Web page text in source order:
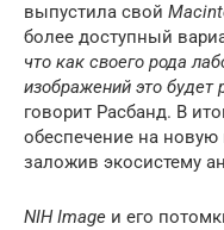
выпустила свой
более доступный
что как своего рода
изображений это будет
говорит Расбанд. В
обеспечение на новую
заложив экосистему
NIH Image и его